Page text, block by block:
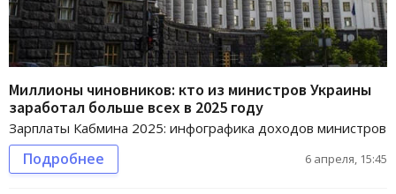
Миллионы чиновников: кто из министров Украины
заработал больше всех в 2025 году
Зарплаты Кабмина 2025: инфографика доходов министров
Подробнее 6 апреля, 15:45